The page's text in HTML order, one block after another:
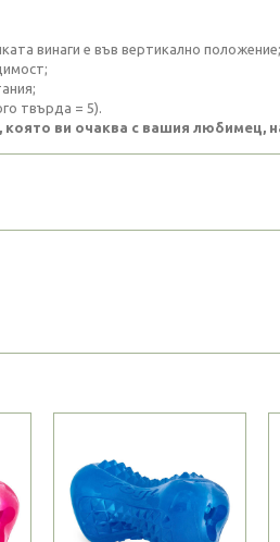
винаги е във вертикално положение;
твърда = 5).
която ви очаква с вашия